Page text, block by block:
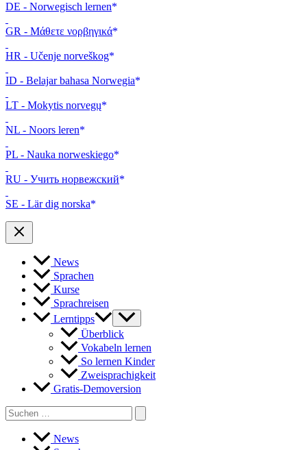
DE - Norwegisch lernen
GR - Μάθετε νορβηγικά
HR - Učenje norveškog
ID - Belajar bahasa Norwegia
LT - Mokytis norvegų
NL - Noors leren
PL - Nauka norweskiego
RU - Учить норвежский
SE - Lär dig norska
News
Sprachen
Kurse
Sprachreisen
Lerntipps
Überblick
Vokabeln lernen
So lernen Kinder
Zweisprachigkeit
Gratis-Demoversion
Search
for:
News